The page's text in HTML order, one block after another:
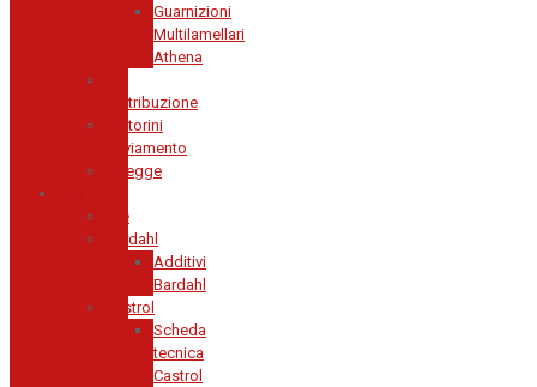
Guarnizioni
Multilamellari
Athena
Distribuzione
Motorini
Avviamento
Pulegge
Ate
Bardahl
Additivi
Bardahl
Castrol
Scheda
tecnica
Castrol